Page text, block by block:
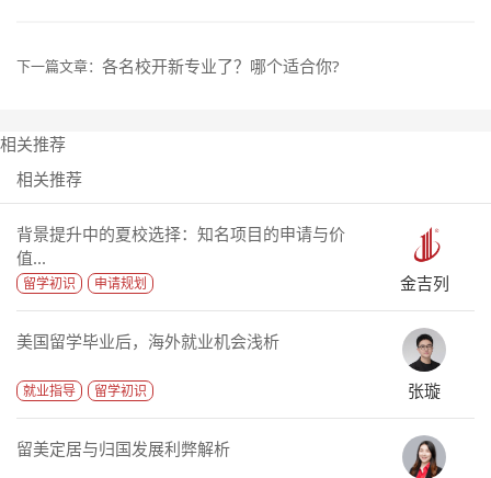
下一篇文章： 各名校开新专业了？哪个适合你?
相关推荐
相关推荐
背景提升中的夏校选择：知名项目的申请与价
值...
留学初识 申请规划 金吉列
美国留学毕业后，海外就业机会浅析
就业指导 留学初识 张璇
留美定居与归国发展利弊解析